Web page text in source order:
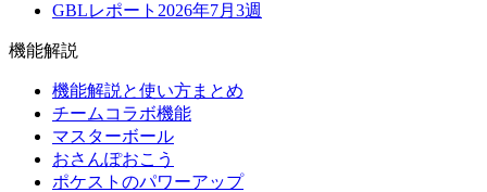
GBLレポート2026年7月3週
機能解説
機能解説と使い方まとめ
チームコラボ機能
マスターボール
おさんぽおこう
ポケストのパワーアップ